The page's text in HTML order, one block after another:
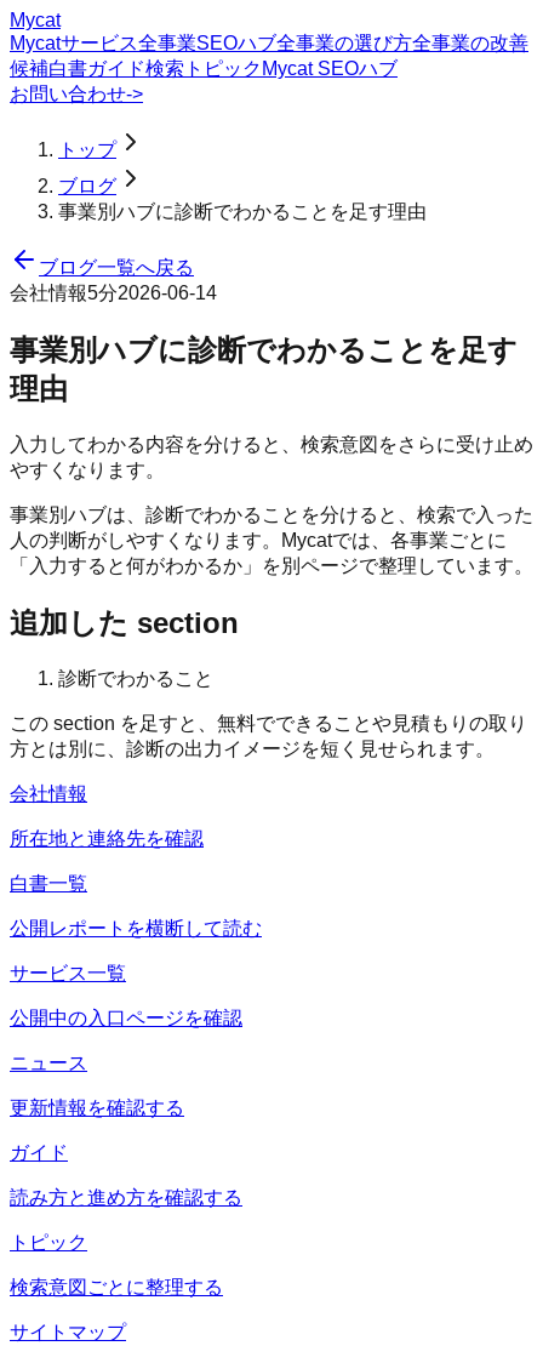
Mycat
Mycatサービス全事業SEOハブ全事業の選び方全事業の改善
候補白書ガイド検索トピック Mycat SEOハブ
お問い合わせ->
トップ
ブログ
事業別ハブに診断でわかることを足す理由
ブログ一覧へ戻る
会社情報5分2026-06-14
事業別ハブに診断でわかることを足す
理由
入力してわかる内容を分けると、検索意図をさらに受け止め
やすくなります。
事業別ハブは、診断でわかることを分けると、検索で入った
人の判断がしやすくなります。Mycatでは、各事業ごとに
「入力すると何がわかるか」を別ページで整理しています。
追加した section
診断でわかること
この section を足すと、無料でできることや見積もりの取り
方とは別に、診断の出力イメージを短く見せられます。
会社情報
所在地と連絡先を確認
白書一覧
公開レポートを横断して読む
サービス一覧
公開中の入口ページを確認
ニュース
更新情報を確認する
ガイド
読み方と進め方を確認する
トピック
検索意図ごとに整理する
サイトマップ